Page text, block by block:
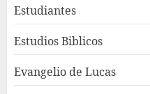
Estudiantes
Estudios Biblicos
Evangelio de Lucas